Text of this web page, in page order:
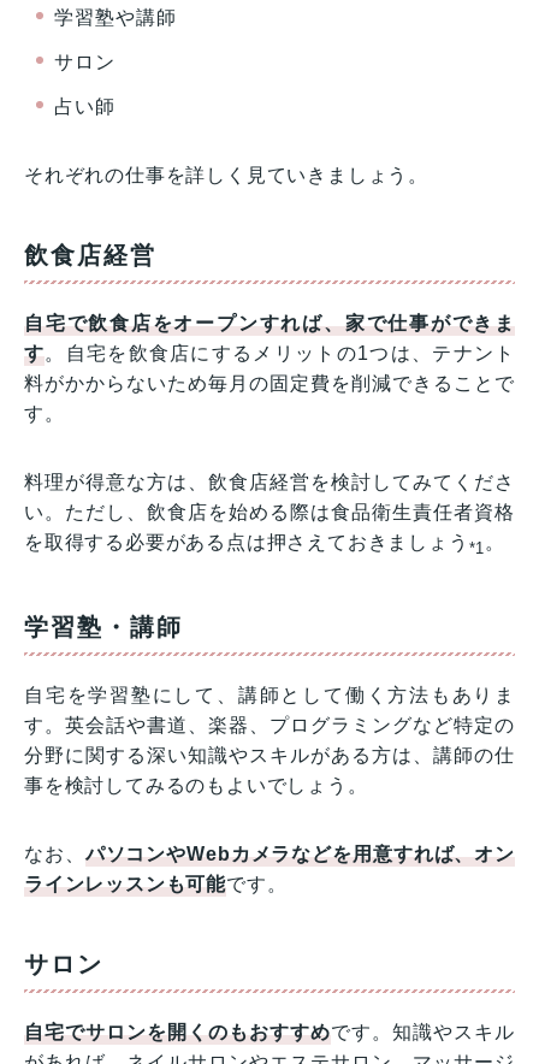
学習塾や講師
サロン
占い師
それぞれの仕事を詳しく見ていきましょう。
飲食店経営
自宅で飲食店をオープンすれば、家で仕事ができま
す。自宅を飲食店にするメリットの1つは、テナント
料がかからないため毎月の固定費を削減できることで
す。
料理が得意な方は、飲食店経営を検討してみてくださ
い。ただし、飲食店を始める際は食品衛生責任者資格
を取得する必要がある点は押さえておきましょう *1。
学習塾・講師
自宅を学習塾にして、講師として働く方法もありま
す。英会話や書道、楽器、プログラミングなど特定の
分野に関する深い知識やスキルがある方は、講師の仕
事を検討してみるのもよいでしょう。
なお、パソコンやWebカメラなどを用意すれば、オン
ラインレッスンも可能です。
サロン
自宅でサロンを開くのもおすすめです。知識やスキル